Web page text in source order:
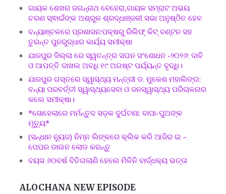
ଗାୟକ ଶେଖର ଜଗନ୍ନାଥ ବେହେରା,ଗାୟକ ସମ୍ରାଟ ଅଭୟ
ଚରଣ ସ୍ଵାଇଁଙ୍କ ଅଶ୍ରୁଳ ଶ୍ରଦ୍ଧାଞ୍ଜଳୀ ସଭା ଅନୁଷ୍ଠିତ ହେବ
ବନ୍ୟାଞ୍ଚଳରେ ପ୍ରଶାସନ:ପକ୍ଷରୁ ରିଲିଫ୍ କିଟ୍ ବଣ୍ଟନ ସହ
ତୁରନ୍ତ ପୁନରୁଦ୍ଧାର କାର୍ଯ୍ୟ ସମୀକ୍ଷା
ଯାଜପୁର ଜିଲ୍ଲା ରେ ସ୍ୱତନ୍ତ୍ର ସଘନ ସଂଶୋଧନ -୨୦୨୬: ଦାବି
ଓ ଆପତ୍ତି ଦାଖଲ ଅବଧି ୧୯ ଅଗଷ୍ଟ ପର୍ଯ୍ୟନ୍ତ ବୃଦ୍ଧି।
ଯାଜପୁର ଗସ୍ତରେ ସ୍ୱାସ୍ଥ୍ୟ ମନ୍ତ୍ରୀ ଡ. ମୁକେଶ ମହାଲିଙ୍ଗ:
ବନ୍ୟା ପରବର୍ତ୍ତୀ ସ୍ୱାସ୍ଥ୍ୟସେବା ଓ ଜନସ୍ୱାସ୍ଥ୍ୟ ପରିଚାଳନାର
କଲେ ସମୀକ୍ଷା।
*ସୋହେଲାରେ ମର୍ମନ୍ତୁଦ ସଡ଼କ ଦୁର୍ଘଟଣା: ବାପା-ପୁଅଙ୍କ
ମୃତ୍ୟୁ*
(ସନ୍ଧାନ ନ୍ୟୁଜ) ନିମ୍ନ ଲିଙ୍କରେ କ୍ଲିକ କରି ଆଜିର ଇ –
ପେପର ଡାଉନ ଲୋଡ କରନ୍ତୁ
ବୟସ ୬୦ବର୍ଷ ବିତିଗଲାଣି ହେଲେ ମିଳିନି ବାର୍ଦ୍ଧକ୍ୟ ଭତ୍ତା
ALOCHANA NEW EPISODE